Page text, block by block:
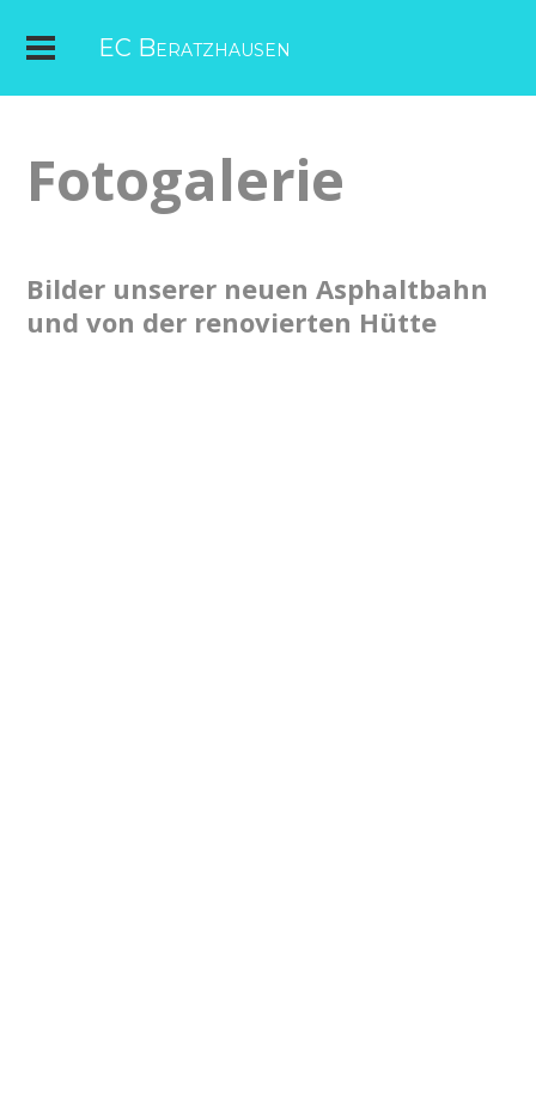
EC Beratzhausen
Fotogalerie
Bilder unserer neuen Asphaltbahn
und von der renovierten Hütte